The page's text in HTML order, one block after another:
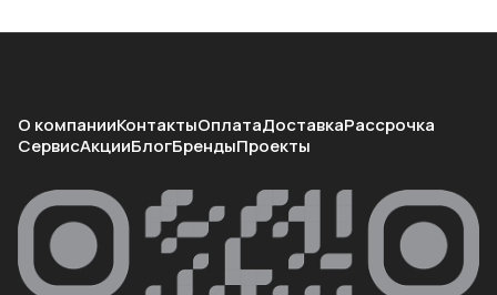
О компанииКонтактыОплатаДоставкаРассрочка
СервисАкцииБлогБрендыПроекты